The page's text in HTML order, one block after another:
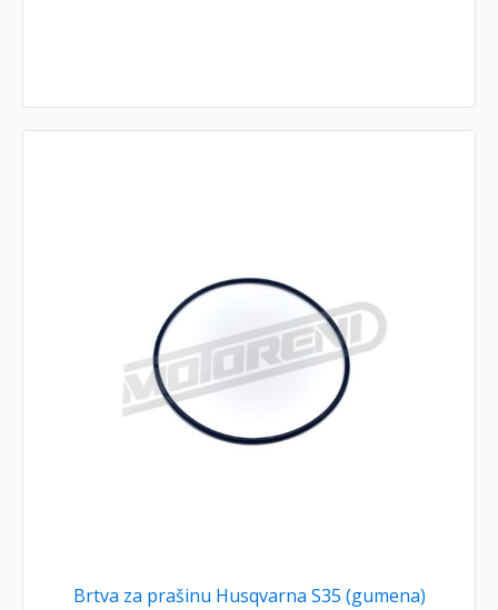
Brtva za prašinu Husqvarna S35 (gumena)